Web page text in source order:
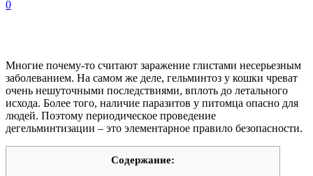
0
Многие почему-то считают заражение глистами несерьезным
заболеванием. На самом же деле, гельминтоз у кошки чреват
очень нешуточными последствиями, вплоть до летального
исхода. Более того, наличие паразитов у питомца опасно для
людей. Поэтому периодическое проведение
дегельминтизации – это элементарное правило безопасности.
Содержание: